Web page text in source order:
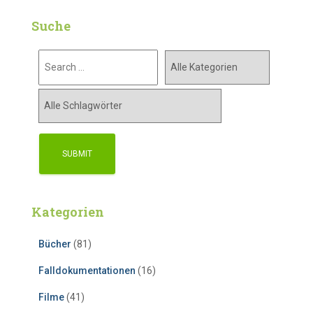
Suche
Kategorien
Bücher (81)
Falldokumentationen (16)
Filme(41)